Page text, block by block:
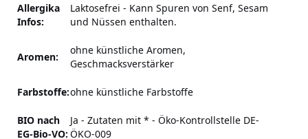
Allergika
Infos:
Laktosefrei - Kann Spuren von Senf, Sesam
und Nüssen enthalten.
Aromen:
ohne künstliche Aromen,
Geschmacksverstärker
Farbstoffe:ohne künstliche Farbstoffe
BIO nach
EG-Bio-VO:
Ja - Zutaten mit * - Öko-Kontrollstelle DE-
ÖKO-009